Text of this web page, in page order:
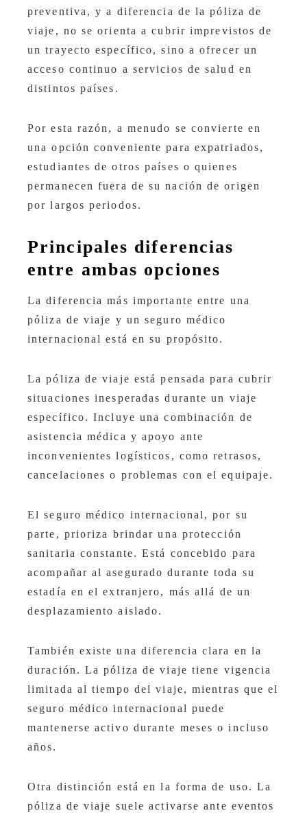
preventiva, y a diferencia de la póliza de
viaje, no se orienta a cubrir imprevistos de
un trayecto específico, sino a ofrecer un
acceso continuo a servicios de salud en
distintos países.
Por esta razón, a menudo se convierte en
una opción conveniente para expatriados,
estudiantes de otros países o quienes
permanecen fuera de su nación de origen
por largos periodos.
Principales diferencias
entre ambas opciones
La diferencia más importante entre una
póliza de viaje y un seguro médico
internacional está en su propósito.
La póliza de viaje está pensada para cubrir
situaciones inesperadas durante un viaje
específico. Incluye una combinación de
asistencia médica y apoyo ante
inconvenientes logísticos, como retrasos,
cancelaciones o problemas con el equipaje.
El seguro médico internacional, por su
parte, prioriza brindar una protección
sanitaria constante. Está concebido para
acompañar al asegurado durante toda su
estadía en el extranjero, más allá de un
desplazamiento aislado.
También existe una diferencia clara en la
duración. La póliza de viaje tiene vigencia
limitada al tiempo del viaje, mientras que el
seguro médico internacional puede
mantenerse activo durante meses o incluso
años.
Otra distinción está en la forma de uso. La
póliza de viaje suele activarse ante eventos